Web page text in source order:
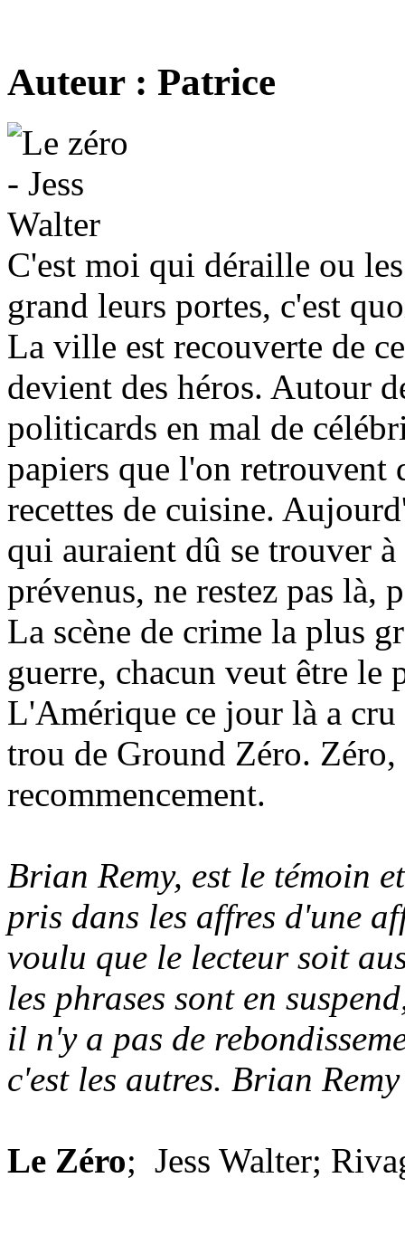
Auteur : Patrice
C'est moi qui déraille ou
grand leurs portes, c'est
La ville est recouverte de
devient des héros. Autour
politicards en mal de
papiers que l'on retrouvent
recettes de cuisine.
qui auraient dû se trouver
prévenus, ne restez pas
La scène de crime la plus
guerre, chacun veut être le
L'Amérique ce jour là a
trou de Ground Zéro.
recommencement.
Brian Remy, est le témoin
pris dans les affres d'une
voulu que le lecteur soit
les phrases sont en
il n'y a pas de
c'est les autres. Brian
Le Zéro; Jess Walter;